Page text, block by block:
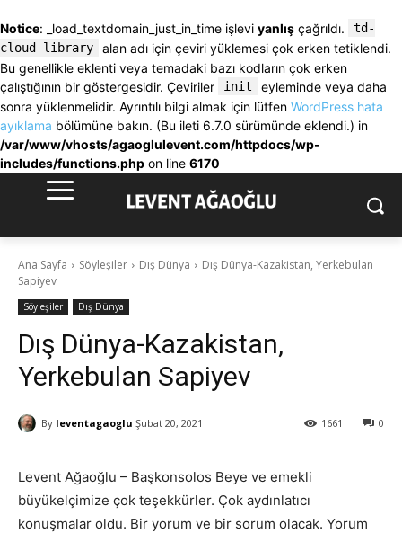
Notice: _load_textdomain_just_in_time işlevi yanlış çağrıldı.
td-
cloud-library
alan adı için çeviri yüklemesi çok erken tetiklendi.
Bu genellikle eklenti veya temadaki bazı kodların çok erken
çalıştığının bir göstergesidir. Çeviriler
init
eyleminde veya daha
sonra yüklenmelidir. Ayrıntılı bilgi almak için lütfen WordPress hata
ayıklama bölümüne bakın. (Bu ileti 6.7.0 sürümünde eklendi.) in
/var/www/vhosts/agaoglulevent.com/httpdocs/wp-
includes/functions.php on line 6170
Ana Sayfa Söyleşiler Dış Dünya
Dış Dünya-Kazakistan, Yerkebulan
Sapiyev
Söyleşiler Dış Dünya
Dış Dünya-Kazakistan,
Yerkebulan Sapiyev
By leventagaoglu Şubat 20, 2021 0
1661
Levent Ağaoğlu – Başkonsolos Beye ve emekli
büyükelçimize çok teşekkürler. Çok aydınlatıcı
konuşmalar oldu. Bir yorum ve bir sorum olacak. Yorum